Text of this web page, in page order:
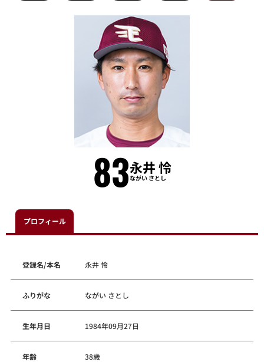
83永井 怜
ながい さとし
プロフィール
登録名/本名 永井 怜
ふりがな ながい さとし
生年月日 1984年09月27日
年齢 38歳